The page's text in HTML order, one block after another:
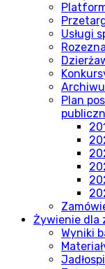
Usługi
Plan
Żywienie dla
Wyniki